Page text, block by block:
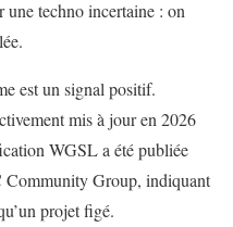
une techno incertaine : on
est un signal positif.
mis à jour en 2026
WGSL a été publiée
Community Group, indiquant
projet figé.